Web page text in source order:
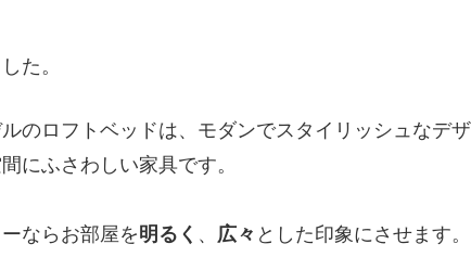
た。
のロフトベッドは、モダンでスタイリッシュなデ
にふさわしい家具です。
ならお部屋を明るく 、 広々 とした印象にさせます。